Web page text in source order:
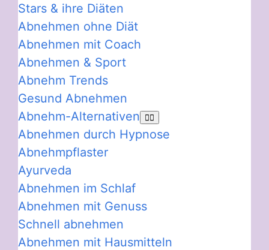
Stars & ihre Diäten
Abnehmen ohne Diät
Abnehmen mit Coach
Abnehmen & Sport
Abnehm Trends
Gesund Abnehmen
Abnehm-Alternativen
Abnehmen durch Hypnose
Abnehmpflaster
Ayurveda
Abnehmen im Schlaf
Abnehmen mit Genuss
Schnell abnehmen
Abnehmen mit Hausmitteln